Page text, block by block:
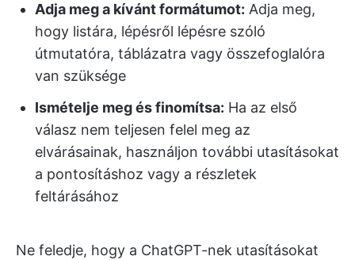
Adja meg a kívánt formátumot: Adja meg,
hogy listára, lépésről lépésre szóló
útmutatóra, táblázatra vagy összefoglalóra
van szüksége
Ismételje meg és finomítsa: Ha az első
válasz nem teljesen felel meg az
elvárásainak, használjon további utasításokat
a pontosításhoz vagy a részletek
feltárásához
Ne feledje, hogy a ChatGPT-nek utasításokat